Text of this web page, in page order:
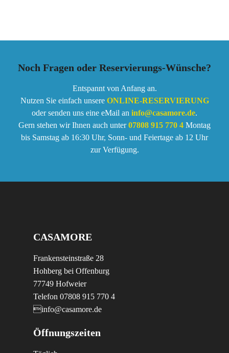
Noch Fragen oder Reservierungs-Wünsche?
Entspannt von Anfang an.
Nutzen Sie einfach unsere ONLINE-RESERVIERUNG
oder senden uns eine eMail an info@casamore.de.
Gern stehen wir Ihnen auch unter07808 915 770 4 Montag
bis Samstag ab 16:30 Uhr, Sonn- und Feiertage ab 12 Uhr
zur Verfügung.
CASAMORE
Frankensteinstraße 28
Hohberg bei Offenburg
77749 Hofweier
Telefon 07808 915 770 4
info@casamore.de
Öffnungszeiten